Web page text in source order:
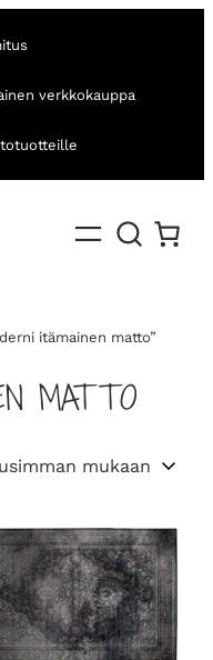
verkkokauppa
itämainen matto”
MATTO